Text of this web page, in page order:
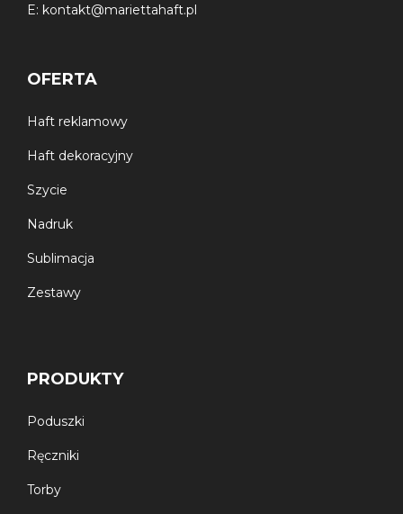
E: kontakt@mariettahaft.pl
OFERTA
Haft reklamowy
Haft dekoracyjny
Szycie
Nadruk
Sublimacja
Zestawy
PRODUKTY
Poduszki
Ręczniki
Torby